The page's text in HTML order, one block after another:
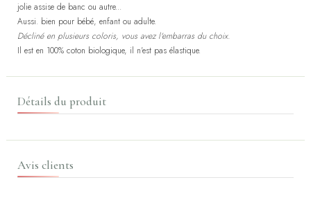
jolie assise de banc ou autre...
Aussi. bien pour bébé, enfant ou adulte.
Décliné en plusieurs coloris, vous avez l'embarras du choix.
Il est en 100% coton biologique, il n'est pas élastique.
Détails du produit
Avis clients